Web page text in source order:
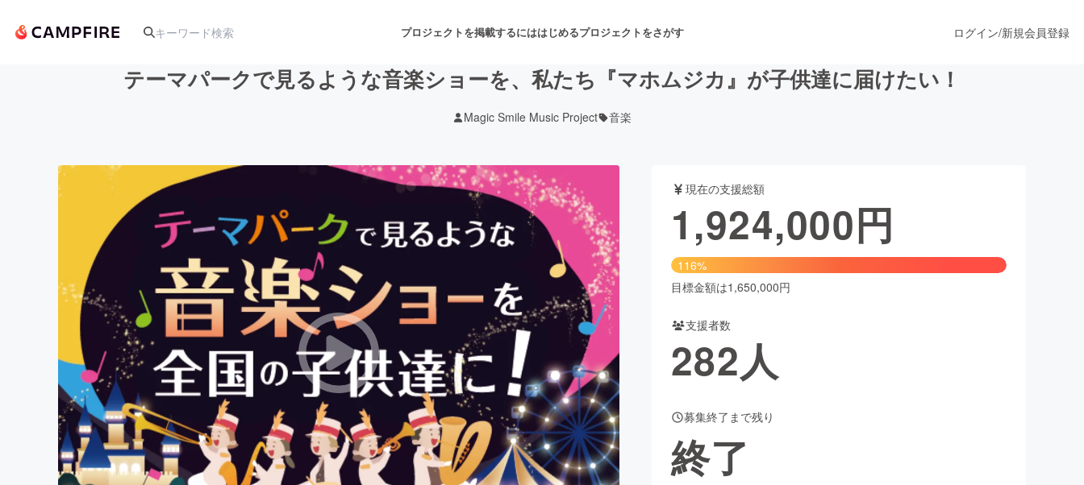
プロジェクトを掲載するにははじめるプロジェクトをさがす
舞台・パフォーマンス
テクノロジー・ガジェット ゲーム・サービス開発 フード・飲食店 ファッション
映像・映画 書籍・雑誌出版 アニメ・漫画
ビジネス・起業 ビューティー・ヘルスケア
まちづくり・地域活性化
CAMPFIRE for Social GoodCAMPFIRE Creation
CAMPFIREふるさと納税machi-yaコミュニティ
ログイン/新規会員登録
テーマパークで見るような音楽ショーを、私たち『マホムジカ』が子供達に届けたい！
Magic Smile Music Project 音楽
現在の支援総額
1,924,000円
116%
目標金額は1,650,000円
支援者数
282人
募集終了まで残り
終了